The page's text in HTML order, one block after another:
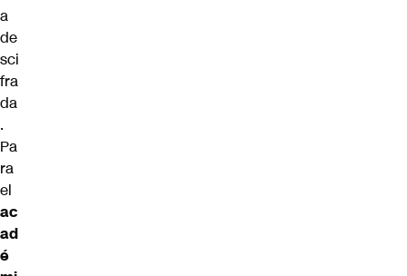
a
de
sci
fra
da
.
Pa
ra
el
ac
ad
é